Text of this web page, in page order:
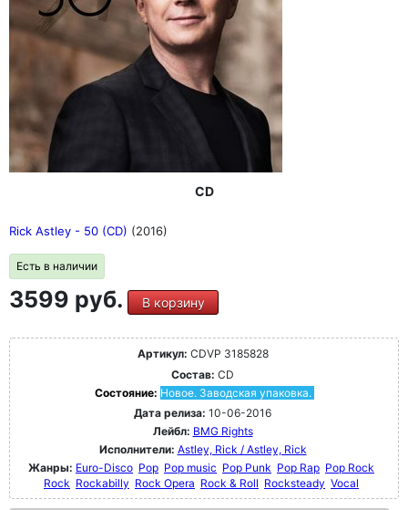
CD
Rick Astley - 50 (CD) (2016)
Есть в наличии
3599 руб. В корзину
Артикул: CDVP 3185828
Состав: CD
Состояние: Новое. Заводская упаковка.
Дата релиза: 10-06-2016
Лейбл: BMG Rights
Исполнители: Astley, Rick / Astley, Rick
Жанры: Euro-Disco Pop Pop music Pop Punk Pop Rap Pop Rock
Rock Rockabilly Rock Opera Rock & Roll Rocksteady Vocal